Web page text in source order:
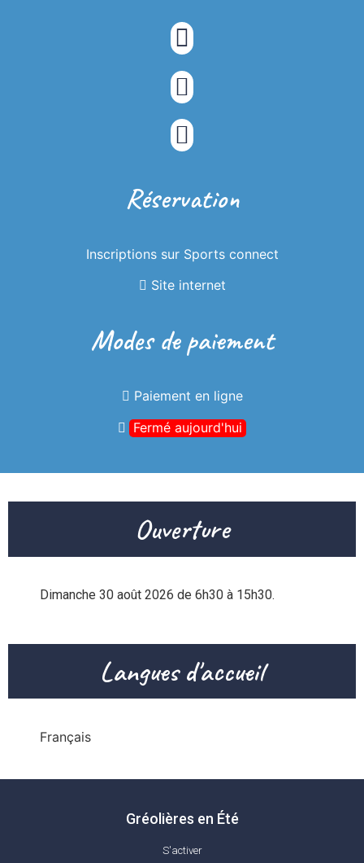
Réservation
Inscriptions sur Sports connect
Site internet
Modes de paiement
Paiement en ligne
Fermé aujourd'hui
Ouverture
Dimanche 30 août 2026 de 6h30 à 15h30.
Langues d'accueil
Français
Gréolières en Été
S'activer